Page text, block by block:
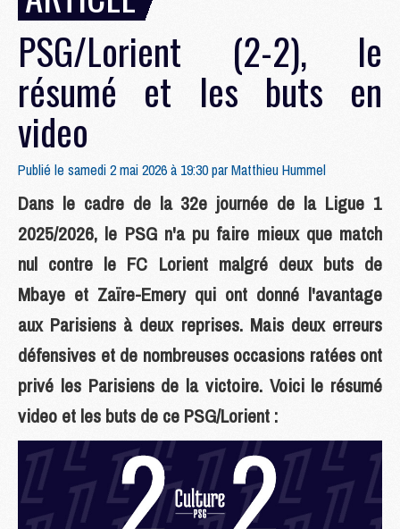
PSG/Lorient (2-2), le
résumé et les buts en
video
Publié le samedi 2 mai 2026 à 19:30 parMatthieu Hummel
Dans le cadre de la 32e journée de la Ligue 1
2025/2026, le PSG n'a pu faire mieux que match
nul contre le FC Lorient malgré deux buts de
Mbaye et Zaïre-Emery qui ont donné l'avantage
aux Parisiens à deux reprises. Mais deux erreurs
défensives et de nombreuses occasions ratées ont
privé les Parisiens de la victoire. Voici le résumé
video et les buts de ce PSG/Lorient :